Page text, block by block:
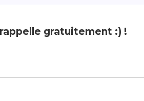
gratuitement :) !